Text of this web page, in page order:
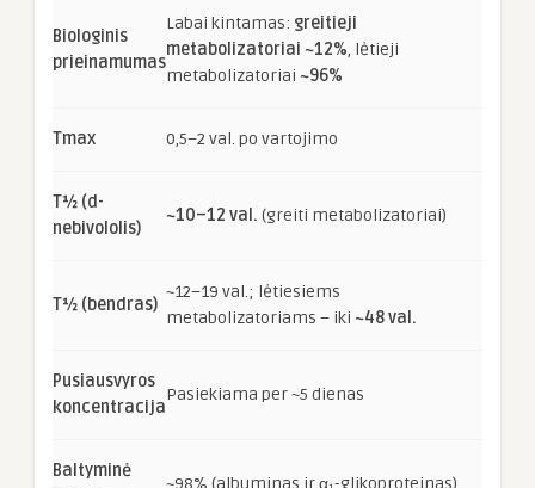
Biologinis
prieinamumas
Labai kintamas: greitieji
metabolizatoriai ~12%, lėtieji
metabolizatoriai ~96%
Tmax 0,5–2 val. po vartojimo
T½ (d-
nebivololis)
~10–12 val. (greiti metabolizatoriai)
T½ (bendras)
~12–19 val.; lėtiesiems
metabolizatoriams – iki ~48 val.
Pusiausvyros
koncentracija
Pasiekiama per ~5 dienas
Baltyminė
~98% (albuminas ir α₁-glikoproteinas)